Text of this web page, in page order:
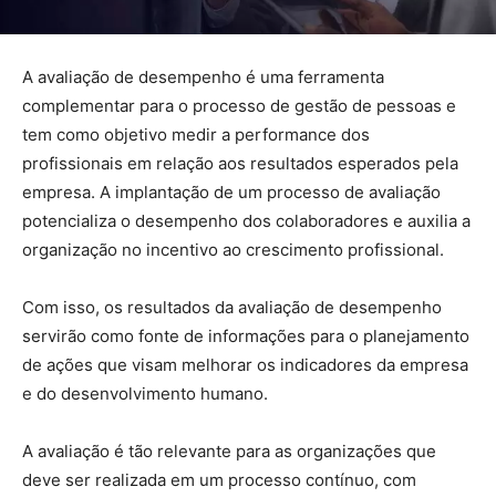
A avaliação de desempenho é uma ferramenta
complementar para o processo de gestão de pessoas e
tem como objetivo medir a performance dos
profissionais em relação aos resultados esperados pela
empresa. A implantação de um processo de avaliação
potencializa o desempenho dos colaboradores e auxilia a
organização no incentivo ao crescimento profissional.
Com isso, os resultados da avaliação de desempenho
servirão como fonte de informações para o planejamento
de ações que visam melhorar os indicadores da empresa
e do desenvolvimento humano.
A avaliação é tão relevante para as organizações que
deve ser realizada em um processo contínuo, com